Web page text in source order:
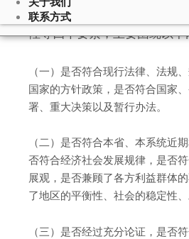
联系方式
根据重大事项的合法性、合理
性等四个要素，主要围绕以
（一）是否符合现行法律、法规
国家的方针政策，是否符合国家
署、重大决策以及暂行办法。
（二）是否符合本省、本系统近
否符合经济社会发展规律，是否
展观，是否兼顾了各方利益群体
了地区的平衡性、社会的稳定性、
（三）是否经过充分论证，是否